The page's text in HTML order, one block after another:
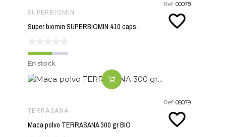
Ref:00078
SUPERBIOMIN
Super biomin SUPERBIOMIN 410 capsulas
En stock
Ref:08079
TERRASANA
Maca polvo TERRASANA 300 gr BIO
favorite_border
favorite_border